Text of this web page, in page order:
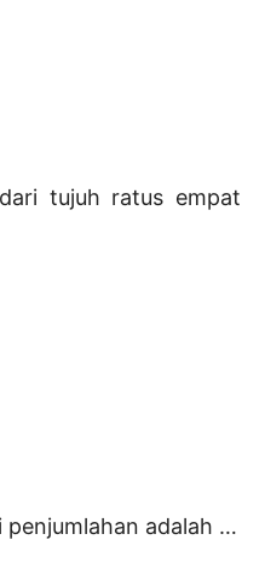
tujuh ratus empat
penjumlahan adalah …